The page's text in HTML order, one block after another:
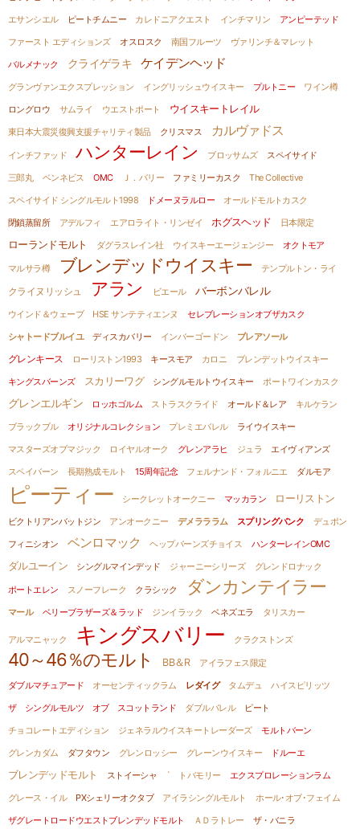
エサンシエル
ピートチムニー カレドニアクエスト インチマリン
アンピーテッド
ファースト エディションズ
オスロスク 南国フルーツ
ヴァリンチ＆マレット
バルメナック
クライゲラキ ケイデンヘッド
グランヴァンエクスプレッション イングリッシュウイスキー プルトニー
ワイン樽
ロングロウ
サムライ ウエストポート ウイスキートレイル
東日本大震災復興支援チャリティ製品 クリスマス カルヴァドス
インチファッド ハンターレイン ブロッサムズ
スペイサイド
三郎丸
ベンネビス OMC Ｊ．バリー ファミリーカスク
The Collective
スペイサイド シングルモルト1998
ドメーヌラルロー
オールドモルトカスク
閉鎖蒸留所
アデルフィ エアロライト・リンゼイ ホグスヘッド 日本限定
ローランドモルト ダグラスレイン社 ウイスキーエージェンジー オクトモア
マルサラ樽 ブレンデッドウイスキー テンプルトン・ライ
クライヌリッシュ アラン ビエール バーボンバレル
ウインド＆ウェーブ HSE サンテティエンヌ
セレブレーションオブザカスク
シャトードブルイユ
ディスカバリー インバーゴードン ブレアソール
グレンキース ローリストン1993 キースモア カロニ
ブレンデットウイスキー
キングスバーンズ
スカリーワグ シングルモルトウイスキー ポートワインカスク
グレンエルギン ロッホゴルム ストラスクライド オールド＆レア
キルケラン
ブラックブル
オリジナルコレクション プレミエバレル
ライウイスキー
マスターズオブマジック
ロイヤルオーク グレンアラヒ ジュラ
エイヴィアンズ
スペイバーン
長期熟成モルト 15周年記念 フェルナンド・フォルニエ ダルモア
ピーティー シークレットオークニー マッカラン ローリストン
ビクトリアンバットジン アンオークニー デメラララム スプリングバンク
デュポン
フィニシオン
ベンロマック ヘップバーンズチョイス ハンターレインOMC
ダルユーイン シングルマインデッド ジャーニーシリーズ グレンドロナック
ポートエレン スノーフレーク クラシック ダンカンテイラー
マール ベリーブラザーズ＆ラッド ジンイラック ベネズエラ タリスカー
アルマニャック キングスバリー クラクストンズ
40～46％のモルト BB＆R
アイラフェス限定
ダブルマチュアード
オーセンティックラム レダイグ タムデュ
ハイスピリッツ
ザ シングルモルツ オブ スコットランド
ダブルバレル
ピート
チョコレートエディション
ジェネラルウイスキートレーダーズ
モルトバーン
グレンカダム
ダフタウン グレンロッシー グレーンウイスキー ドルーエ
ブレンデッドモルト ストイーシャ ` トバモリー
エクスプロレーションラム
グレース・イル
PXシェリーオクタブ アイラシングルモルト
ホール･オブ･フェイム
ザグレートロードウエストブレンデッドモルト
ＡＤラトレー
ザ・バニラ